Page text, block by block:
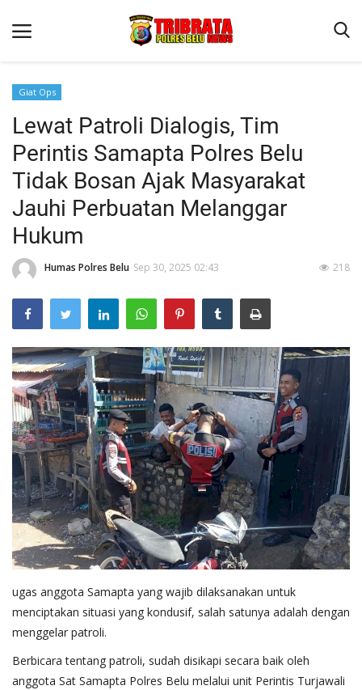
Beranda
Terms & Conditions
Reskrim
Binkam
Lantas
Polisi Kita
Mitra Polisi
Giat Ops
Giat Ops
Lewat Patroli Dialogis, Tim
Perintis Samapta Polres Belu
Tidak Bosan Ajak Masyarakat
Jauhi Perbuatan Melanggar
Hukum
Humas Polres Belu Sep 30, 2025 02:43 218
ugas anggota Samapta yang wajib dilaksanakan untuk
menciptakan situasi yang kondusif, salah satunya adalah dengan
menggelar patroli.
Berbicara tentang patroli, sudah disikapi secara baik oleh
anggota Sat Samapta Polres Belu melalui unit Perintis Turjawali